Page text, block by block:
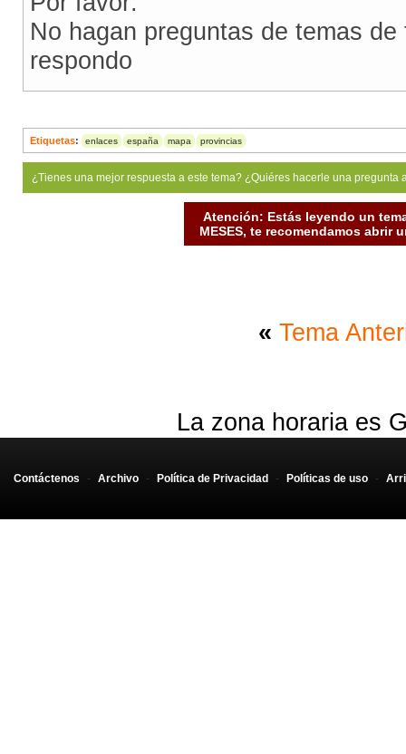
No hagan preguntas de temas
respondo
Etiquetas: enlaces españa mapa provincias
¿Tienes una mejor respuesta a este tema? ¿Quiéres hacerle una
Atención: Estás leyendo un
MESES, te recomendamos abrir
« Tema
La zona horaria es
Contáctenos - Archivo - Política de Privacidad - Políticas de uso -